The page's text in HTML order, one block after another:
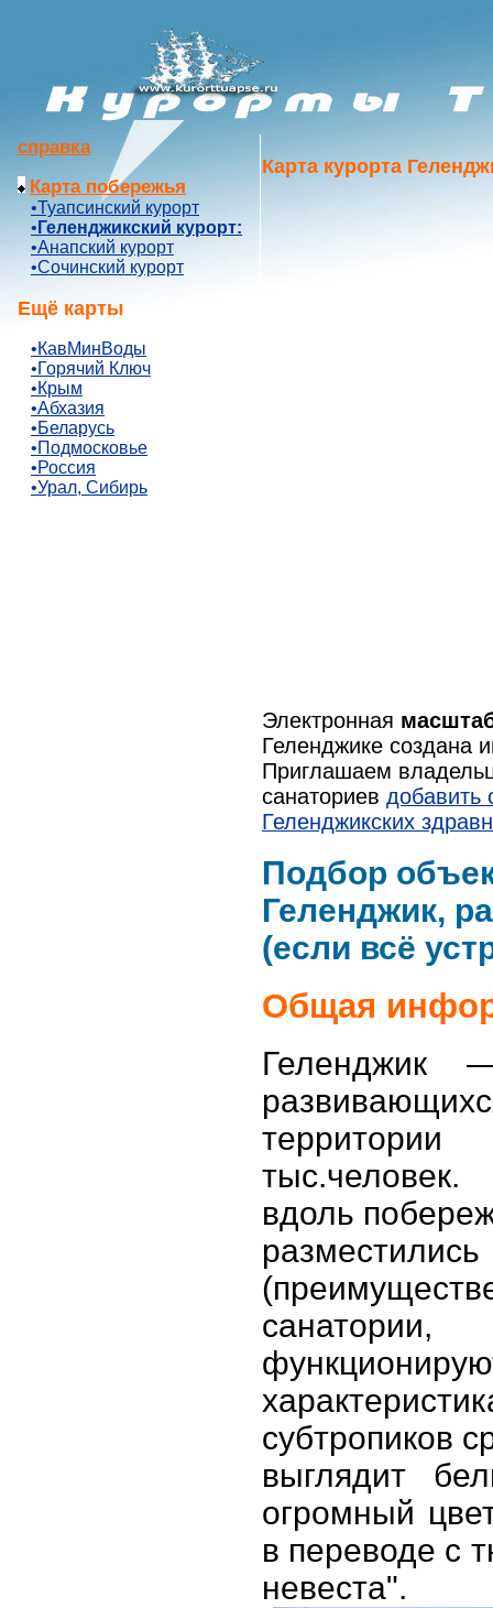
справка
Карта побережья
•Туапсинский курорт
• Геленджикский курорт:
•Анапский курорт
•Сочинский курорт
Ещё карты
•КавМинВоды
•Горячий Ключ
•Крым
•Абхазия
•Беларусь
•Подмосковье
•Россия
•Урал, Сибирь
Карта курорта
Электронная
Геленджике создана
Приглашаем
санаториев добавить
Геленджикских
Подбор
Геленджик,
(если всё
Общая
Геленджик
тыс.человек.
вдоль
субтропиков
выглядит
огромный
в переводе с
невеста".